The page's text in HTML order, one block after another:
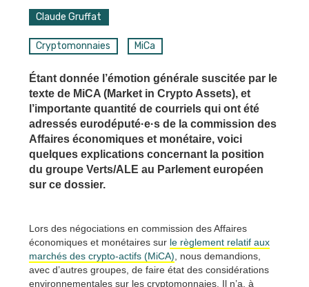
Claude Gruffat
Cryptomonnaies MiCa
Étant donnée l’émotion générale suscitée par le
texte de MiCA (Market in Crypto Assets), et
l’importante quantité de courriels qui ont été
adressés eurodéputé·e·s de la commission des
Affaires économiques et monétaire, voici
quelques explications concernant la position
du groupe Verts/ALE au Parlement européen
sur ce dossier.
Lors des négociations en commission des Affaires
économiques et monétaires sur le règlement relatif aux
marchés des crypto-actifs (MiCA) , nous demandions,
avec d’autres groupes, de faire état des considérations
environnementales sur les cryptomonnaies. Il n’a, à